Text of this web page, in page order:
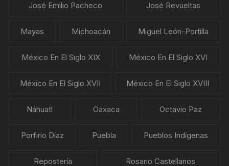
José Emilio Pacheco José Revueltas
Mayas Michoacán Miguel León-Portilla
México En El Siglo XIX México En El Siglo XVI
México En El Siglo XVII México En El Siglo XVIII
Náhuatl Oaxaca Octavio Paz
Porfirio Díaz Puebla Pueblos Indígenas
Repostería Rosario Castellanos